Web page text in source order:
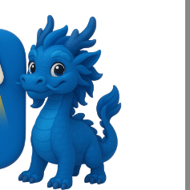
Обеденный стол и стулья, серый,
80 см, 4 стула.
3 517 ¥ 49 238 ₽